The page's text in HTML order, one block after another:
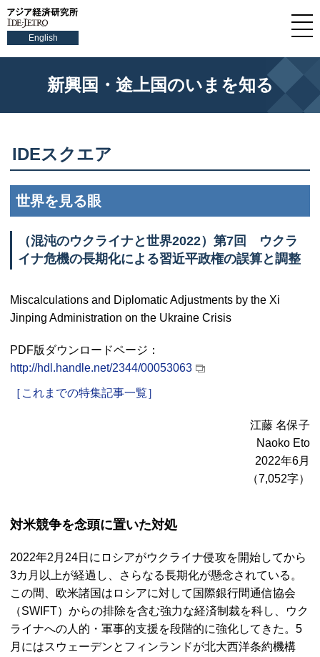
English
新興国・途上国のいまを知る
IDEスクエア
世界を見る眼
（混沌のウクライナと世界2022）第7回 ウクラ
イナ危機の長期化による習近平政権の誤算と調整
Miscalculations and Diplomatic Adjustments by the Xi
Jinping Administration on the Ukraine Crisis
PDF版ダウンロードページ：
http://hdl.handle.net/2344/00053063
［これまでの特集記事一覧］
江藤 名保子
Naoko Eto
2022年6月
（7,052字）
対米競争を念頭に置いた対処
2022年2月24日にロシアがウクライナ侵攻を開始してから
3カ月以上が経過し、さらなる長期化が懸念されている。
この間、欧米諸国はロシアに対して国際銀行間通信協会
（SWIFT）からの排除を含む強力な経済制裁を科し、ウク
ライナへの人的・軍事的支援を段階的に強化してきた。5
月にはスウェーデンとフィンランドが北大西洋条約機構